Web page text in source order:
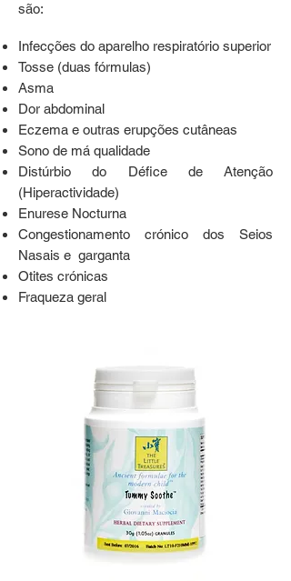
são:
Infecções do aparelho respiratório superior
Tosse (duas fórmulas)
Asma
Dor abdominal
Eczema e outras erupções cutâneas
Sono de má qualidade
Distúrbio do Défice de Atenção
(Hiperactividade)
Enurese Nocturna
Congestionamento crónico dos Seios
Nasais e garganta
Otites crónicas
Fraqueza geral